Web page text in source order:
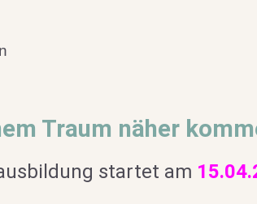
Traum näher
startet am